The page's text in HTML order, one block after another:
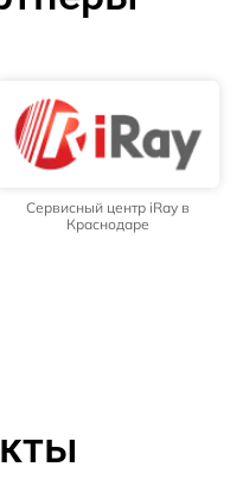
Сервисный центр iRay в
Краснодаре